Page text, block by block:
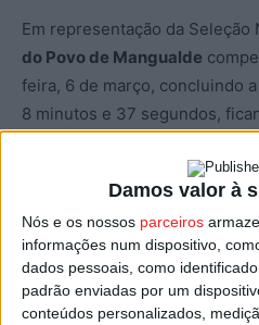
Damos valor à
Nós e os nossos parceiros
informações num dispositivo,
dados pessoais, como
padrão enviadas por um
conteúdos personalizados,
Em representação da Seleção
do Povo de Mangualde
feira, 6 de março, concluindo
8 minutos e 37 segundos,
Natural do concelho de Nelas,
ainda à pista durante a
dos 1.500 metros, numa
resultado de destaque para